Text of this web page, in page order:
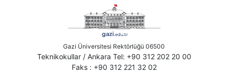
Gazi Üniversitesi Rektörlüğü 06500
Teknikokullar / Ankara Tel: +90 312 202 20 00
Faks : +90 312 221 32 02